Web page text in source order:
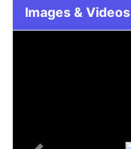
Images & Videos